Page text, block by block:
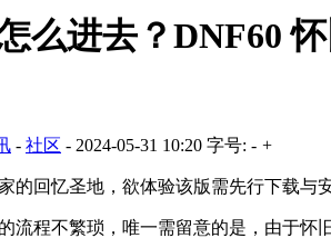
么进去？DNF60
- 社区 - 2024-05-31 10:20 字号: - +
的回忆圣地，欲体验该版需先行下载与
流程不繁琐，唯一需留意的是，由于